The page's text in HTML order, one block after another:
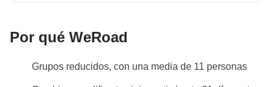
Por qué WeRoad
Grupos reducidos, con una media de 11 personas